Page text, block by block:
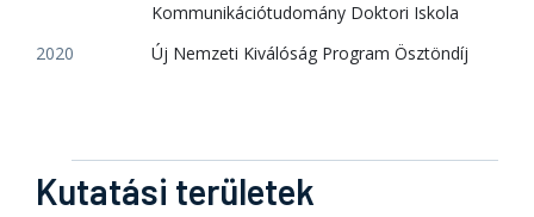
Kommunikációtudomány Doktori Iskola
2020
Új Nemzeti Kiválóság Program Ösztöndíj
Kutatási területek